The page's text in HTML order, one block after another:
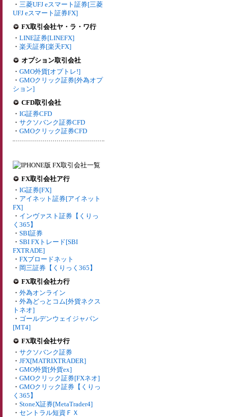
・ 三菱UFJ eスマート証券[三菱
UFJ eスマート証券FX]
FX取引会社ヤ・ラ・ワ行
・ LINE証券[LINEFX]
・ 楽天証券[楽天FX]
オプション取引会社
・ GMO外貨[オプトレ!]
・ GMOクリック証券[外為オプ
ション]
CFD取引会社
・ IG証券CFD
・ サクソバンク証券CFD
・ GMOクリック証券CFD
FX取引会社ア行
・ IG証券[FX]
・ アイネット証券[アイネット
FX]
・ インヴァスト証券【くりっ
く365】
・ SBI証券
・ SBI FXトレード[SBI
FXTRADE]
・ FXブロードネット
・ 岡三証券【くりっく365】
FX取引会社カ行
・ 外為オンライン
・ 外為どっとコム[外貨ネクス
トネオ]
・ ゴールデンウェイジャパン
[MT4]
FX取引会社サ行
・ サクソバンク証券
・ JFX[MATRIXTRADER]
・ GMO外貨[外貨ex]
・ GMOクリック証券[FXネオ]
・ GMOクリック証券【くりっ
く365】
・ StoneX証券[MetaTrader4]
・ セントラル短資ＦＸ